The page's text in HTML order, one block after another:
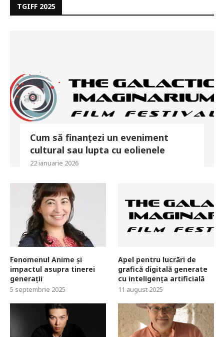
TGIFF 2025
Cum să finanțezi un eveniment
cultural sau lupta cu eolienele
22 ianuarie 2026
Fenomenul Anime și
impactul asupra tinerei
generații
5 septembrie 2025
Apel pentru lucrări de
grafică digitală generate
cu inteligența artificială
11 august 2025